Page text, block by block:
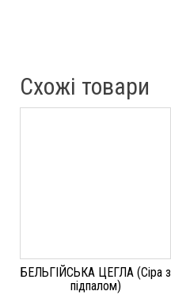
Схожі товари
БЕЛЬГІЙСЬКА ЦЕГЛА (Сіра з
підпалом)